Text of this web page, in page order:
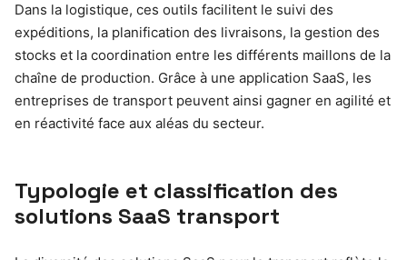
Dans la logistique, ces outils facilitent le suivi des
expéditions, la planification des livraisons, la gestion des
stocks et la coordination entre les différents maillons de la
chaîne de production. Grâce à une application SaaS, les
entreprises de transport peuvent ainsi gagner en agilité et
en réactivité face aux aléas du secteur.
Typologie et classification des
solutions SaaS transport